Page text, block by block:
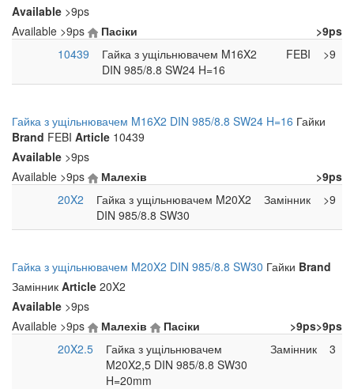
Available >9ps
Available >9ps Пасіки
>9ps
10439
Гайка з ущільнювачем M16X2
DIN 985/8.8 SW24 H=16
FEBI >9
Гайка з ущільнювачем M16X2 DIN 985/8.8 SW24 H=16 Гайки
Brand FEBI Article 10439
Available >9ps
Available >9ps Малехів
>9ps
20X2
Гайка з ущільнювачем M20X2
DIN 985/8.8 SW30
Замінник >9
Гайка з ущільнювачем M20X2 DIN 985/8.8 SW30 Гайки Brand
Замінник Article 20X2
Available >9ps
Available >9ps Малехів >9ps
Пасіки
>9ps
20X2.5
Гайка з ущільнювачем
M20X2,5 DIN 985/8.8 SW30
H=20mm
Замінник 3